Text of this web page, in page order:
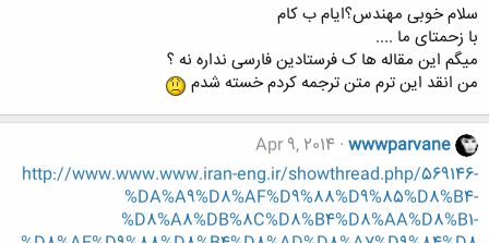
سلام خوبی مهندس؟ایام ب کام
با زحمتای ما ....
میگم این مقاله ها ک فرستادین فارسی نداره نه ؟
من انقد این ترم متن ترجمه کردم خسته شدم
wwwparvane
Apr 9, 2014
http://www.www.www.iran-eng.ir/showthread.php/569146-
%DA%A9%D8%AF%D9%88%D9%85%D8%B4-
%D8%A8%DB%8C%D8%B4%D8%AA%D8%B1-